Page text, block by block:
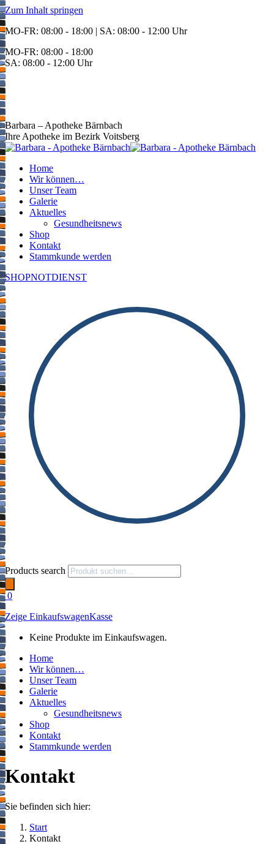
Zum Inhalt springen
MO-FR: 08:00 - 18:00 | SA: 08:00 - 12:00 Uhr
MO-FR: 08:00 - 18:00
SA: 08:00 - 12:00 Uhr
BEREITSCHAFT
+43 3142 62553
Barbara – Apotheke Bärnbach
Ihre Apotheke im Bezirk Voitsberg
Home
Wir können…
Unser Team
Galerie
Aktuelles
Gesundheitsnews
Shop
Kontakt
Stammkunde werden
SHOPNOTDIENST
Products search
0
Zeige EinkaufswagenKasse
Keine Produkte im Einkaufswagen.
Home
Wir können…
Unser Team
Galerie
Aktuelles
Gesundheitsnews
Shop
Kontakt
Stammkunde werden
Kontakt
Sie befinden sich hier:
Start
Kontakt